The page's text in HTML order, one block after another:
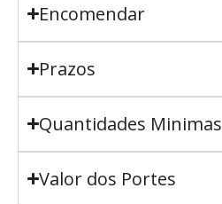
Encomendar
Prazos
Quantidades Minimas
Valor dos Portes